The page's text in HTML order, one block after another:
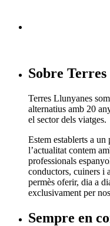
Sobre Terres
Terres Llunyanes
alternatius amb 20
el sector dels viatges.
Estem establerts a
l’actualitat contem
professionals
conductors, cuiners i
permès oferir, dia a
exclusivament per
Sempre en